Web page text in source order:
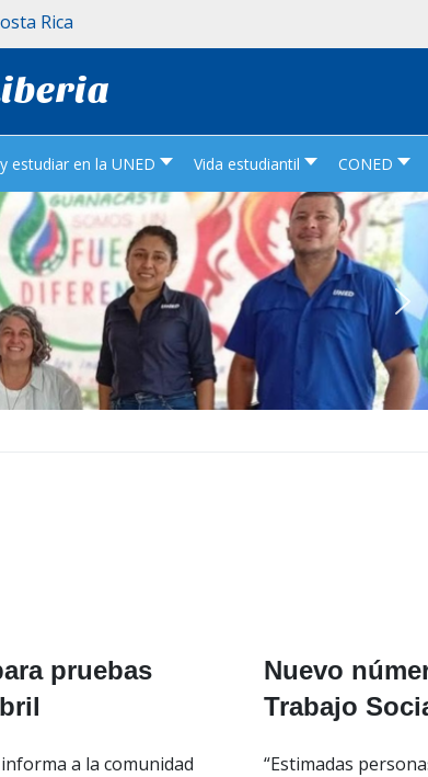
Rica
estudiar en la UNED Vida estudiantil CONED
pruebas
a la comunidad
Nuevo
Trabajo
“Estimadas